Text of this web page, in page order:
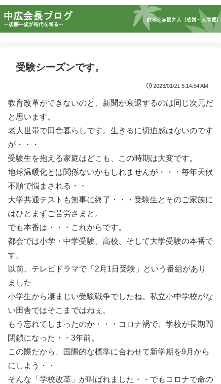
受験シーズンです。
2023/01/21 5:14:54 AM
教育改革ができないのと、新聞が衰退するのは同じ次元だ
と思います。
老人世帯で田舎暮らしです。生きるに切迫感はないのです
が・・・
受験生を抱える家庭はどこも、この時期は大変です。
地球温暖化とは関係ないかもしれませんが・・・毎年天候
不順で悩まされる・・
大学共通テストも無事に終了・・・受験生とそのご家族に
はひとまずご苦労さまと。
でも本番は・・・これからです。
都会では小学・中学受験、高校、そして大学受験の本番で
す。
以前、テレビドラマで「2月1日受験」という番組があり
ました
小学生から凄まじい受験戦争でしたね。私立小中学校がな
い田舎ではそこまではねぇ。
もう忘れてしまったのか・・・コロナ禍で、学校が長期間
閉鎖になった・・3年前。
この際だから、国際的な標準に合わせて新学期を9月から
にしよう・・
そんな「学校改革」が叫ばれました・・でもコロナで命の